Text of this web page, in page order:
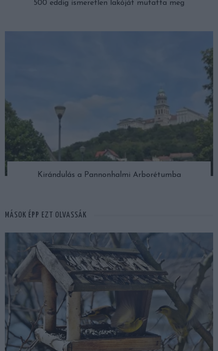
500 eddig ismeretlen lakóját mutatta meg
Kirándulás a Pannonhalmi Arborétumba
MÁSOK ÉPP EZT OLVASSÁK